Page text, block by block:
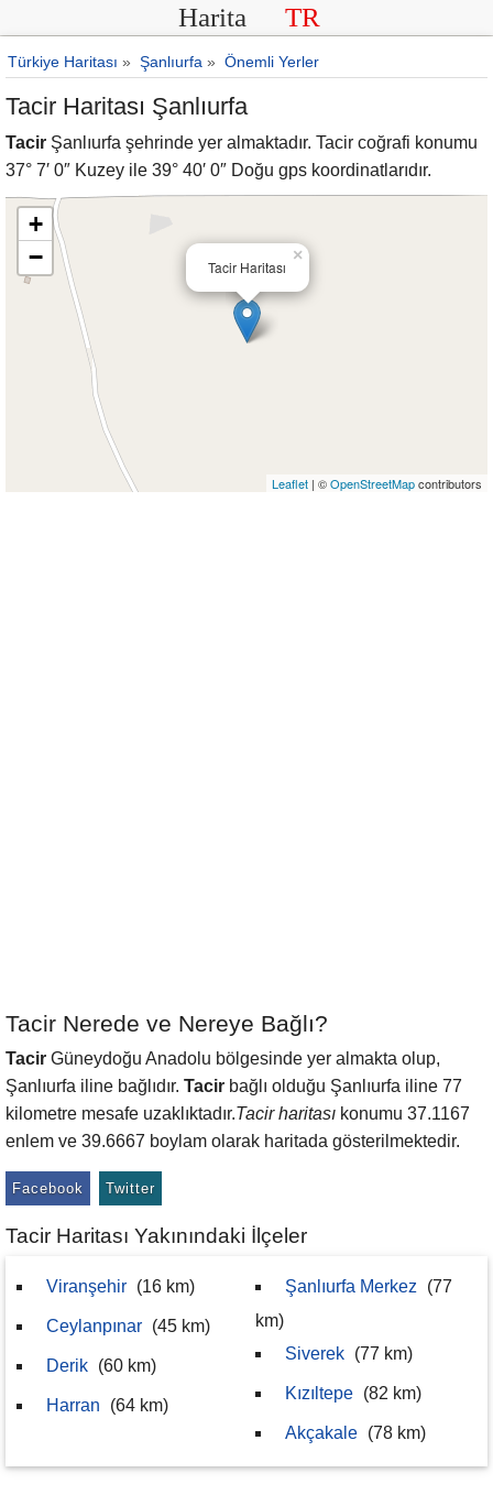
Harita TR
Türkiye Haritası » Şanlıurfa » Önemli Yerler
Tacir Haritası Şanlıurfa
Tacir Şanlıurfa şehrinde yer almaktadır. Tacir coğrafi konumu
37° 7′ 0″ Kuzey ile 39° 40′ 0″ Doğu gps koordinatlarıdır.
Tacir Haritası
×
+
−
Leaflet | ©OpenStreetMapcontributors
Tacir Nerede ve Nereye Bağlı?
Tacir Güneydoğu Anadolu bölgesinde yer almakta olup,
Şanlıurfa iline bağlıdır. Tacir bağlı olduğu Şanlıurfa iline 77
kilometre mesafe uzaklıktadır.Tacir haritası konumu 37.1167
enlem ve 39.6667 boylam olarak haritada gösterilmektedir.
Facebook Twitter
Tacir Haritası Yakınındaki İlçeler
Viranşehir (16 km)
Ceylanpınar (45 km)
Derik (60 km)
Harran (64 km)
Şanlıurfa Merkez
(77
km)
Siverek (77 km)
Kızıltepe (82 km)
Akçakale (78 km)